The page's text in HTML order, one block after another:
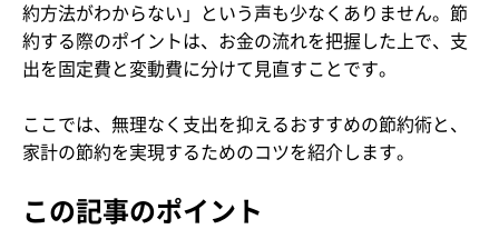
約方法がわからない」という声も少なくありません。節
約する際のポイントは、お金の流れを把握した上で、支
出を固定費と変動費に分けて見直すことです。
ここでは、無理なく支出を抑えるおすすめの節約術と、
家計の節約を実現するためのコツを紹介します。
この記事のポイント